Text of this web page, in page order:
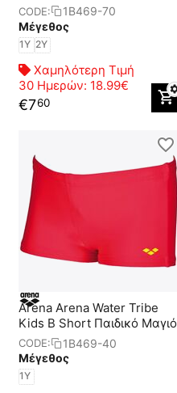
CODE:
1B469-70
Μέγεθος
1Y 2Y
Χαμηλότερη Τιμή
30 Ημερών: 18.99€
€760
Arena Arena Water Tribe
Kids B Short Παιδικό Μαγιό
CODE:
1B469-40
Μέγεθος
1Y